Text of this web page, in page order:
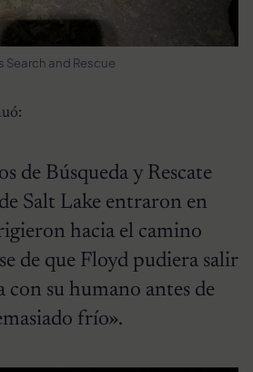
Search and Rescue
de Búsqueda y Rescate
Salt Lake entraron en
hacia el camino
de que Floyd pudiera salir
con su humano antes de
frío».